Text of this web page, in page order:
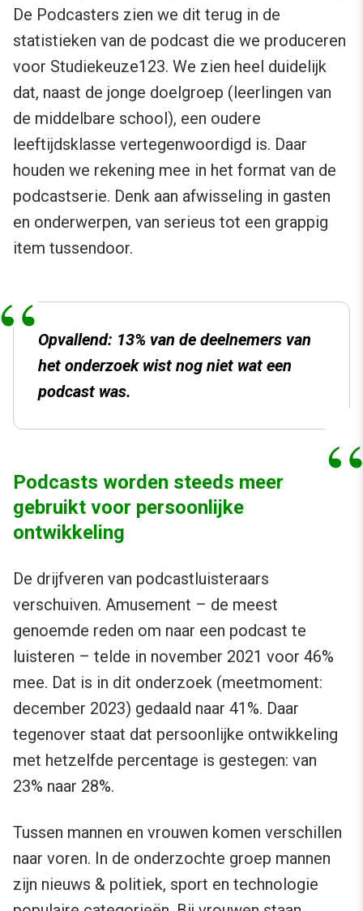
De Podcasters zien we dit terug in de
statistieken van de podcast die we produceren
voor Studiekeuze123. We zien heel duidelijk
dat, naast de jonge doelgroep (leerlingen van
de middelbare school), een oudere
leeftijdsklasse vertegenwoordigd is. Daar
houden we rekening mee in het format van de
podcastserie. Denk aan afwisseling in gasten
en onderwerpen, van serieus tot een grappig
item tussendoor.
Opvallend: 13% van de deelnemers van
het onderzoek wist nog niet wat een
podcast was.
Podcasts worden steeds meer
gebruikt voor persoonlijke
ontwikkeling
De drijfveren van podcastluisteraars
verschuiven. Amusement – de meest
genoemde reden om naar een podcast te
luisteren – telde in november 2021 voor 46%
mee. Dat is in dit onderzoek (meetmoment:
december 2023) gedaald naar 41%. Daar
tegenover staat dat persoonlijke ontwikkeling
met hetzelfde percentage is gestegen: van
23% naar 28%.
Tussen mannen en vrouwen komen verschillen
naar voren. In de onderzochte groep mannen
zijn nieuws & politiek, sport en technologie